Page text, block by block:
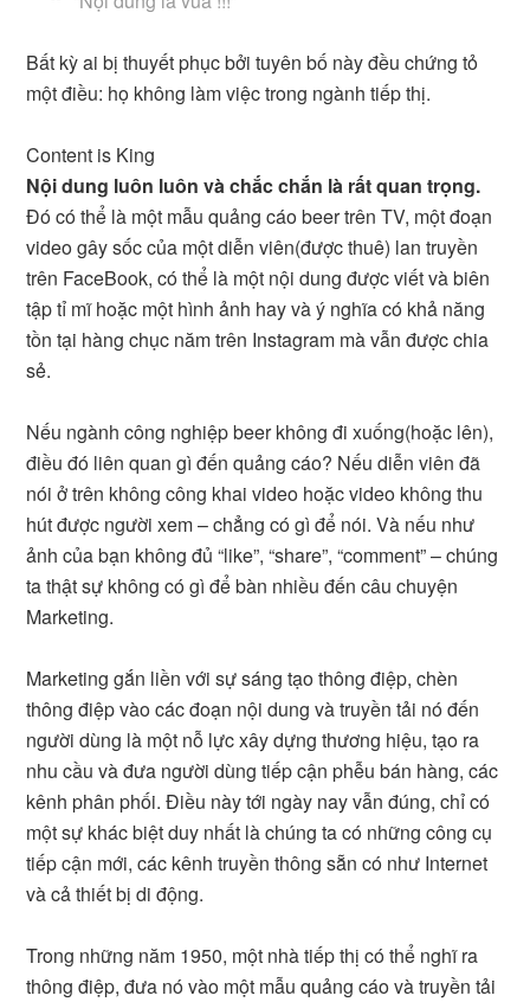
Bất kỳ ai bị thuyết phục bởi tuyên bố này đều chứng tỏ
một điều: họ không làm việc trong ngành tiếp thị.
Content is King
Nội dung luôn luôn và chắc chắn là rất quan trọng.
Đó có thể là một mẫu quảng cáo beer trên TV, một đoạn
video gây sốc của một diễn viên(được thuê) lan truyền
trên FaceBook, có thể là một nội dung được viết và biên
tập tỉ mĩ hoặc một hình ảnh hay và ý nghĩa có khả năng
tồn tại hàng chục năm trên Instagram mà vẫn được chia
sẻ.
Nếu ngành công nghiệp beer không đi xuống(hoặc lên),
điều đó liên quan gì đến quảng cáo? Nếu diễn viên đã
nói ở trên không công khai video hoặc video không thu
hút được người xem – chẳng có gì để nói. Và nếu như
ảnh của bạn không đủ “like”, “share”, “comment” – chúng
ta thật sự không có gì để bàn nhiều đến câu chuyện
Marketing.
Marketing gắn liền với sự sáng tạo thông điệp, chèn
thông điệp vào các đoạn nội dung và truyền tải nó đến
người dùng là một nỗ lực xây dựng thương hiệu, tạo ra
nhu cầu và đưa người dùng tiếp cận phễu bán hàng, các
kênh phân phối. Điều này tới ngày nay vẫn đúng, chỉ có
một sự khác biệt duy nhất là chúng ta có những công cụ
tiếp cận mới, các kênh truyền thông sẵn có như Internet
và cả thiết bị di động.
Trong những năm 1950, một nhà tiếp thị có thể nghĩ ra
thông điệp, đưa nó vào một mẫu quảng cáo và truyền tải